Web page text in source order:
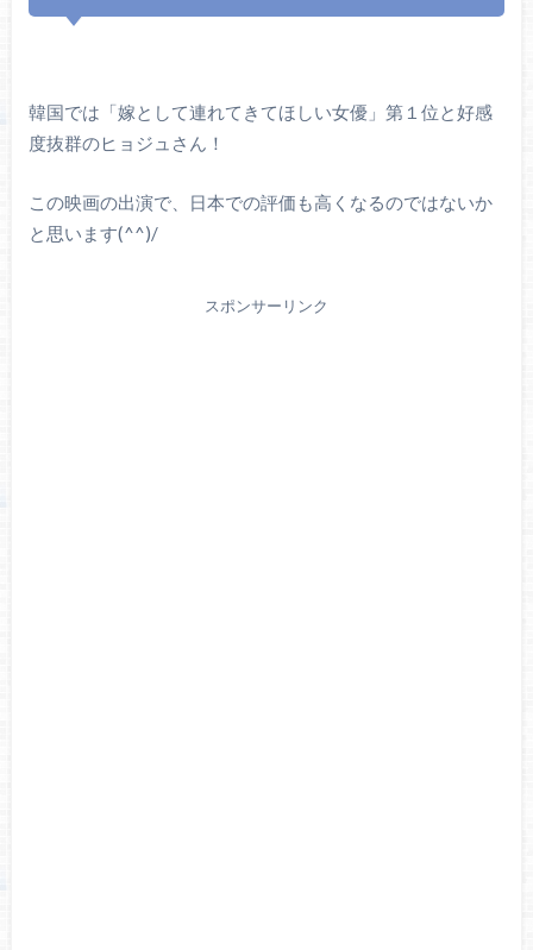
韓国では「嫁として連れてきてほしい女優」第１位と好感
度抜群のヒョジュさん！
この映画の出演で、日本での評価も高くなるのではないか
と思います(^^)/
スポンサーリンク